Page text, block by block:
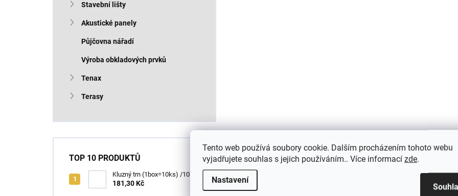
Tento web používá soubory cookie. Dalším procházením tohoto webu
vyjadřujete souhlas s jejich používáním.. Více informací zde.
Nastavení
Stavební lišty
Akustické panely
Půjčovna nářadí
Výroba obkladových prvků
Tenax
Terasy
TOP 10 PRODUKTŮ
Kluzný trn (1box=10ks) /10ks
181,30 Kč